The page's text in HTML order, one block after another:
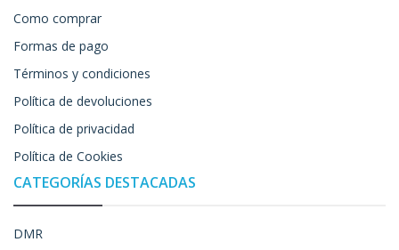
Como comprar
Formas de pago
Términos y condiciones
Política de devoluciones
Política de privacidad
Política de Cookies
CATEGORÍAS DESTACADAS
DMR